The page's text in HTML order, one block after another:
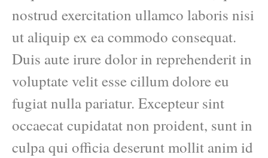
nostrud exercitation ullamco laboris nisi
ut aliquip ex ea commodo consequat.
Duis aute irure dolor in reprehenderit in
voluptate velit esse cillum dolore eu
fugiat nulla pariatur. Excepteur sint
occaecat cupidatat non proident, sunt in
culpa qui officia deserunt mollit anim id